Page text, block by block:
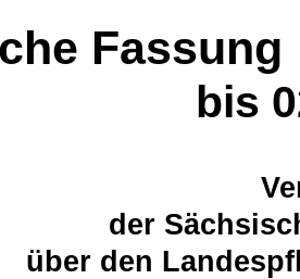
Fassung
bis
der
über den